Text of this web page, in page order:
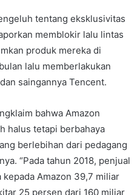
tentang eksklusivitas
memblokir lalu lintas
produk mereka di
lalu memberlakukan
saingannya Tencent.
bahwa Amazon
halus tetapi berbahaya
berlebihan dari pedagang
“Pada tahun 2018, penjual
Amazon 39,7 miliar
25 persen dari 160 miliar